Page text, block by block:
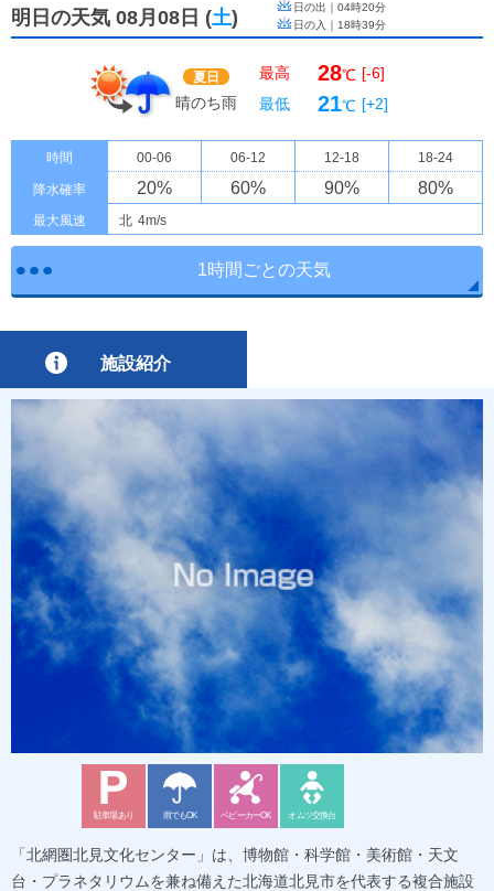
明日の天気 08月08日 (土) 日の出｜ 04時20分
日の入｜ 18時39分
夏日
晴のち雨
最高 28℃ [-6]
最低
21℃ [+2]
時間 00-06 06-12 12-18 18-24
降水確率 20% 60% 90% 80%
最大風速 北 4m/s
1時間ごとの天気
施設紹介
駐車場あり 雨でもOK ベビーカーOK オムツ交換台
「北網圏北見文化センター」は、博物館・科学館・美術館・天文
台・プラネタリウムを兼ね備えた北海道北見市を代表する複合施設